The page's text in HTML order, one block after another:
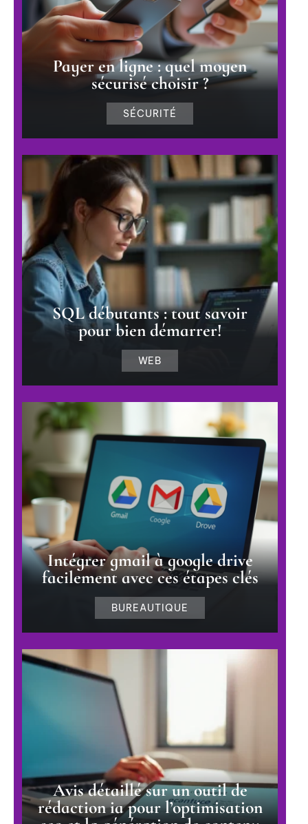
Payer en ligne : quel moyen
sécurisé choisir ?
SÉCURITÉ
SQL débutants : tout savoir
pour bien démarrer!
WEB
Intégrer gmail à google drive
facilement avec ces étapes clés
BUREAUTIQUE
Avis détaillé sur un outil de
rédaction ia pour l’optimisation